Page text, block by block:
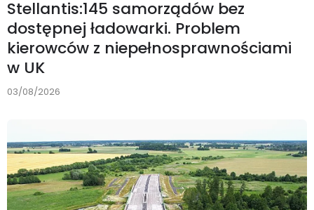
Stellantis:145 samorządów bez
dostępnej ładowarki. Problem
kierowców z niepełnosprawnościami
w UK
03/08/2026